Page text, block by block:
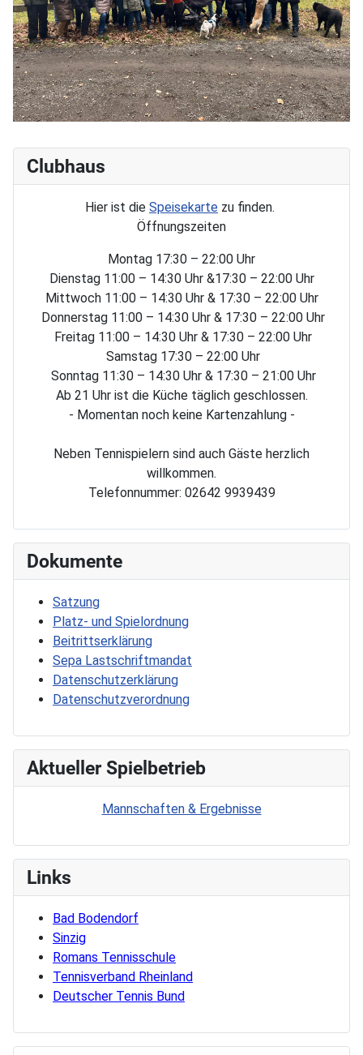
Clubhaus
Hier ist die Speisekarte zu finden.
Öffnungszeiten
Montag 17:30 – 22:00 Uhr
Dienstag 11:00 – 14:30 Uhr &17:30 – 22:00 Uhr
Mittwoch 11:00 – 14:30 Uhr & 17:30 – 22:00 Uhr
Donnerstag 11:00 – 14:30 Uhr & 17:30 – 22:00 Uhr
Freitag 11:00 – 14:30 Uhr & 17:30 – 22:00 Uhr
Samstag 17:30 – 22:00 Uhr
Sonntag 11:30 – 14:30 Uhr & 17:30 – 21:00 Uhr
Ab 21 Uhr ist die Küche täglich geschlossen.
- Momentan noch keine Kartenzahlung -
Neben Tennispielern sind auch Gäste herzlich
willkommen.
Telefonnummer: 02642 9939439
Dokumente
Satzung
Platz- und Spielordnung
Beitrittserklärung
Sepa Lastschriftmandat
Datenschutzerklärung
Datenschutzverordnung
Aktueller Spielbetrieb
Mannschaften & Ergebnisse
Links
Bad Bodendorf
Sinzig
Romans Tennisschule
Tennisverband Rheinland
Deutscher Tennis Bund